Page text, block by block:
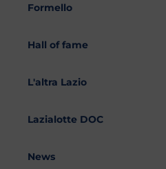
Formello
Hall of fame
L'altra Lazio
Lazialotte DOC
News